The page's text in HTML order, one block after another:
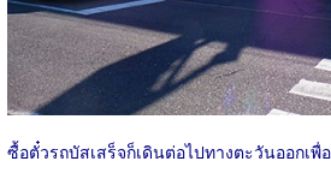
ซื้อตั๋วรถบัสเสร็จก็เดินต่อไปทางตะวันออกเพื่